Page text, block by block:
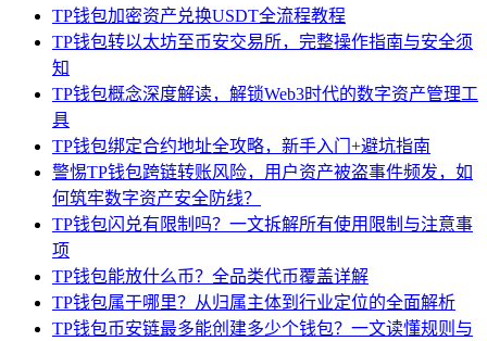
TP钱包加密资产兑换USDT全流程教程
TP钱包转以太坊至币安交易所，完整操作指南与安全须
知
TP钱包概念深度解读，解锁Web3时代的数字资产管理工
具
TP钱包绑定合约地址全攻略，新手入门+避坑指南
警惕TP钱包跨链转账风险，用户资产被盗事件频发，如
何筑牢数字资产安全防线？
TP钱包闪兑有限制吗？一文拆解所有使用限制与注意事
项
TP钱包能放什么币？全品类代币覆盖详解
TP钱包属于哪里？从归属主体到行业定位的全面解析
TP钱包币安链最多能创建多少个钱包？一文读懂规则与